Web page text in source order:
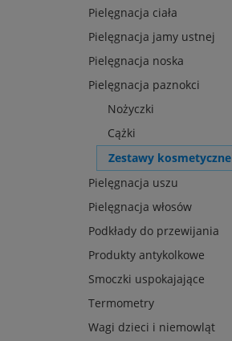
Pielęgnacja ciała
Pielęgnacja jamy ustnej
Pielęgnacja noska
Pielęgnacja paznokci
Nożyczki
Cążki
Zestawy kosmetyczne
Pielęgnacja uszu
Pielęgnacja włosów
Podkłady do przewijania
Produkty antykolkowe
Smoczki uspokajające
Termometry
Wagi dzieci i niemowląt